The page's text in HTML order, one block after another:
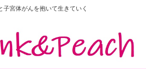
子宮体がんを抱いて生きていく